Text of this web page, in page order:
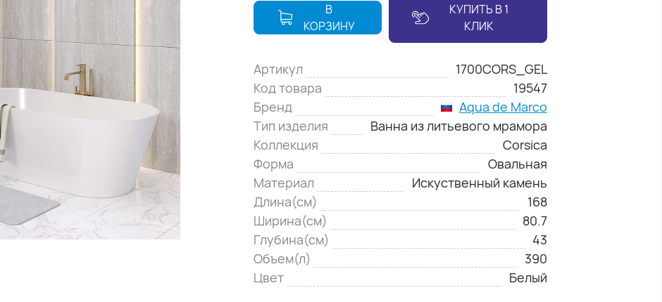
В
КОРЗИНУ
КУПИТЬ В 1
КЛИК
Артикул
1700CORS_GEL
Код товара
19547
Бренд
Aqua de Marco
Тип изделия
Ванна из литьевого мрамора
Коллекция
Corsica
Форма
Овальная
Материал
Искуственный камень
Длина(см)
168
Ширина(см)
80.7
Глубина(см)
43
Объем(л)
390
Цвет
Белый